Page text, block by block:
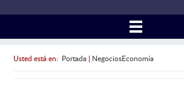
Usted está en: Portada| NegociosEconomía